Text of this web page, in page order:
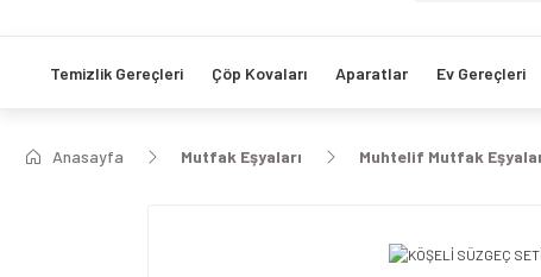
Temizlik Gereçleri Çöp Kovaları Aparatlar Ev Gereçleri
Anasayfa Mutfak Eşyaları Muhtelif Mutfak